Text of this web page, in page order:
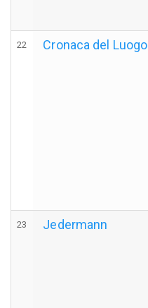
22 Cronaca del Luogo
23 Jedermann